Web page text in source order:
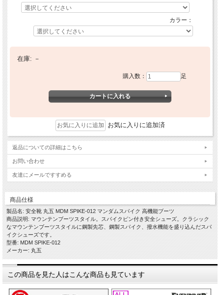
カラー：
在庫: －
購入数： 足
お気に入りに追加済
返品についての詳細はこちら
お問い合わせ
友達にメールですすめる
商品仕様
製品名: 安全靴 丸五 MDM SPIKE-012 マンダムスパイク 高機能ブーツ
商品説明: マウンテンブーツスタイル。スパイクピン付き安全シューズ。クラシック
なマウンテンブーツスタイルに鋼製先芯、鋼製スパイク、撥水機能を盛り込んだスパ
イクシューズです。
型番: MDM SPIKE-012
メーカー: 丸五
この商品を見た人はこんな商品も見ています